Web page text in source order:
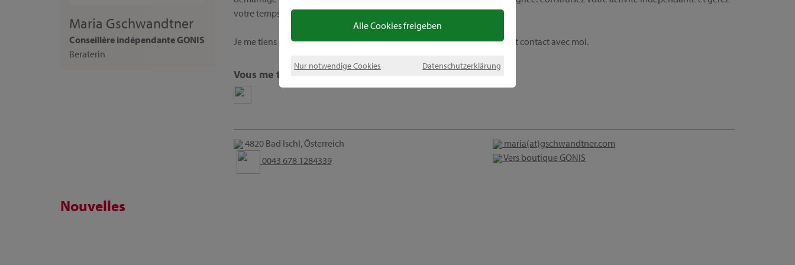
Alle Cookies freigeben
Nur notwendige Cookies Datenschutzerklärung
Maria Gschwandtner
Conseillère indépendante GONIS
Beraterin
votre temps librement, pour concilier famille et travail de façon idéale.
Je me tiens personnellement à votre disposition, prenez tout simplement contact avec moi.
Vous me trouvez ici dans les médias sociau:
4820 Bad Ischl, Österreich
maria(at)gschwandtner.com
0043 678 1284339
Vers boutique GONIS
Nouvelles